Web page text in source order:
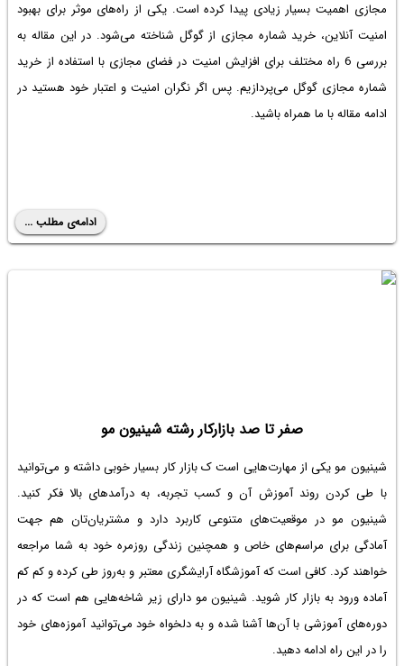
مجازی اهمیت بسیار زیادی پیدا کرده است. یکی از راه‌های موثر برای بهبود
امنیت آنلاین، خرید شماره مجازی از گوگل شناخته می‌شود. در این مقاله به
بررسی 6 راه مختلف برای افزایش امنیت در فضای مجازی با استفاده از خرید
شماره مجازی گوگل می‌پردازیم. پس اگر نگران امنیت و اعتبار خود هستید در
ادامه مقاله با ما همراه باشید.
ادامه‌ی مطلب ...
صفر تا صد بازارکار رشته شینیون مو
شینیون مو یکی از مهارت‌هایی است ک بازار کار بسیار خوبی داشته و می‌توانید
با طی کردن روند آموزش آن و کسب تجربه، به درآمدهای بالا فکر کنید.
شینیون مو در موقعیت‌های متنوعی کاربرد دارد و مشتریان‌تان هم جهت
آمادگی برای مراسم‌های خاص و همچنین زندگی روزمره خود به شما مراجعه
خواهند کرد. کافی است که آموزشگاه آرایشگری معتبر و به‌روز طی کرده و کم کم
آماده ورود به بازار کار شوید. شینیون مو دارای زیر شاخه‌هایی هم است که در
دوره‌های آموزشی با آن‌ها آشنا شده و به دلخواه خود می‌توانید آموزه‌های خود
را در این راه ادامه دهید.